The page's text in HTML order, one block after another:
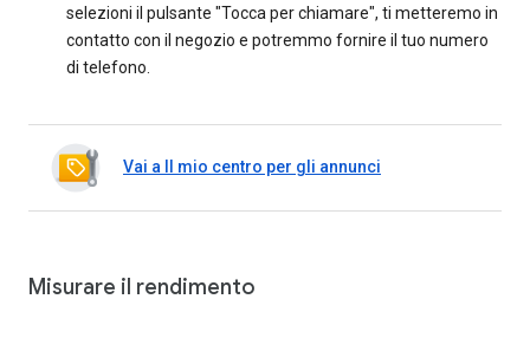
selezioni il pulsante "Tocca per chiamare", ti metteremo in
contatto con il negozio e potremmo fornire il tuo numero
di telefono.
Vai a Il mio centro per gli annunci
Misurare il rendimento